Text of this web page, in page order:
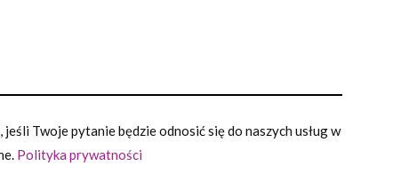
Twoje pytanie będzie odnosić się do naszych usług w
Polityka prywatności